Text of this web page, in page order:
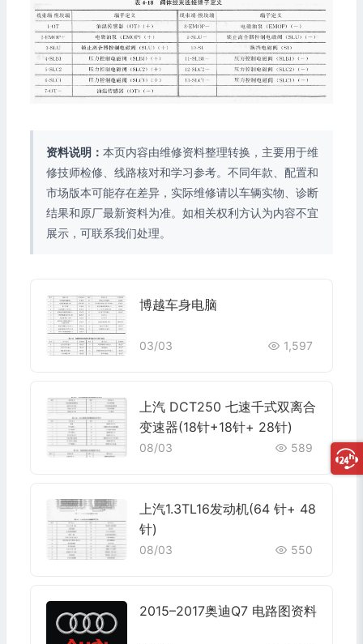
资料说明： 本页内容由维修资料整理转换，主要用于维
修技师检修、线路核对和学习参考。不同年款、配置和
市场版本可能存在差异，实际维修请以车辆实物、诊断
结果和原厂最新资料为准。如相关权利方认为内容不宜
展示，可联系我们处理。
博越车身电脑
03/03 1,597
上汽 DCT250 七速千式双离合
变速器(18针+18针+ 28针)
08/03 589
上汽1.3TL16发动机(64 针+ 48
针)
08/03 550
2015–2017奥迪Q7 电路图资料